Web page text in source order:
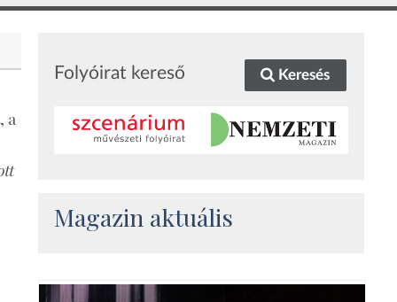
a
Folyóirat kereső Keresés
Magazin aktuális